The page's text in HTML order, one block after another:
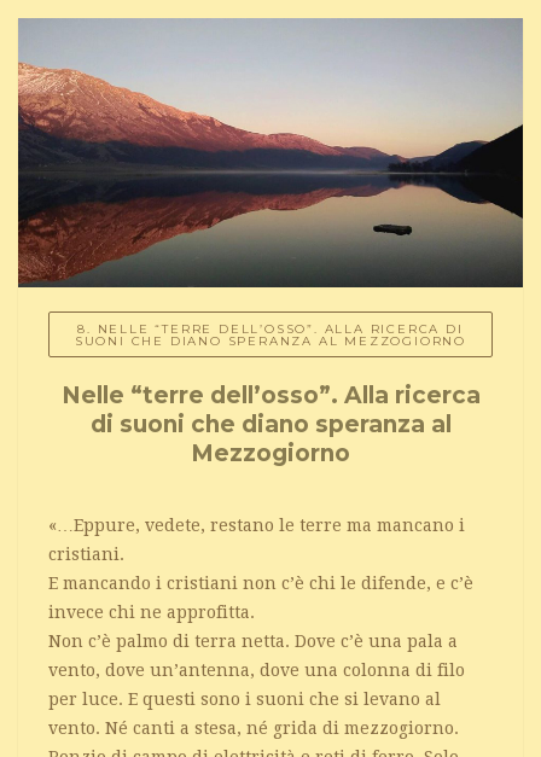
8. NELLE “TERRE DELL’OSSO”. ALLA RICERCA DI
SUONI CHE DIANO SPERANZA AL MEZZOGIORNO
Nelle “terre dell’osso”. Alla ricerca
di suoni che diano speranza al
Mezzogiorno
«…Eppure, vedete, restano le terre ma mancano i
cristiani.
E mancando i cristiani non c’è chi le difende, e c’è
invece chi ne approfitta.
Non c’è palmo di terra netta. Dove c’è una pala a
vento, dove un’antenna, dove una colonna di filo
per luce. E questi sono i suoni che si levano al
vento. Né canti a stesa, né grida di mezzogiorno.